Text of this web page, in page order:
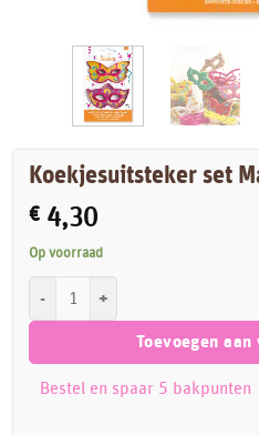
Koekjesuitsteker set
€ 4,30
Op voorraad
Toevoegen
Bestel en spaar 5 bakpunten